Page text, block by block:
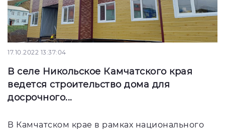
17.10.2022 13:37:04
В селе Никольское Камчатского края
ведется строительство дома для
досрочного...
В Камчатском крае в рамках национального